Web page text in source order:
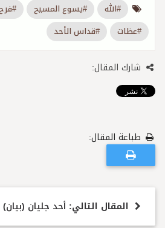
#الله #يسوع المسيح
#عظات
#قداس الأحد
شارك المقال:
طباعة المقال:
المقال التالي: أحد جليان